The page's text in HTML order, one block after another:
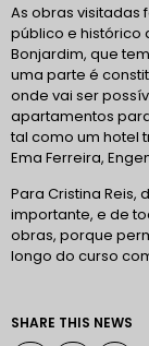
As obras visitadas
público e histórico
Bonjardim, que
uma parte é
onde vai ser
apartamentos
tal como um hotel
Ema Ferreira,
Para Cristina Reis,
importante, e de
obras, porque
longo do curso
SHARE THIS NEWS